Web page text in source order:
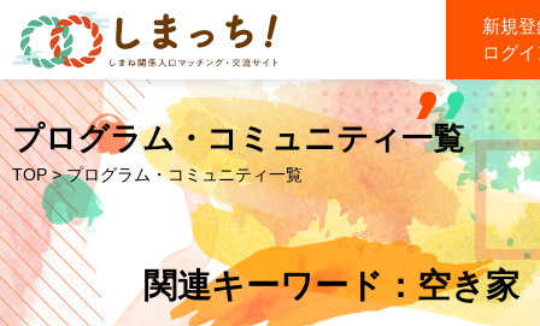
新規
ログ
プログラム・コミュニティ一覧
TOP > プログラム・コミュニティ一覧
関連キーワード：空き家